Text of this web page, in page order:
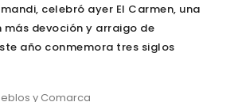
celebró ayer El Carmen, una
devoción y arraigo de
año conmemora tres siglos
y Comarca